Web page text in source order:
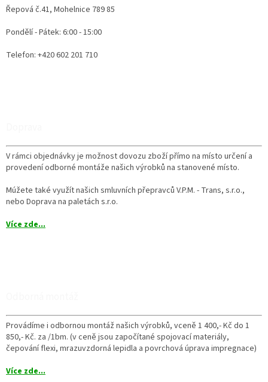
Řepová č.41, Mohelnice 789 85
Pondělí - Pátek: 6:00 - 15:00
Telefon: +420 602 201 710
V rámci objednávky je možnost dovozu zboží přímo na místo určení a
provedení odborné montáže našich výrobků na stanovené místo.
Múžete také využít našich smluvních přepravců V.P.M. - Trans, s.r.o.,
nebo Doprava na paletách s.r.o.
Více zde...
Provádíme i odbornou montáž našich výrobků, vceně 1 400,- Kč do 1
850,- Kč. za /1bm. (v ceně jsou započítané spojovací materiály,
čepování flexi, mrazuvzdorná lepidla a povrchová úprava impregnace)
Více zde...